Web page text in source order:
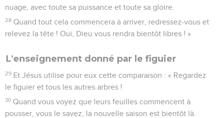
nuage, avec toute sa puissance et toute sa gloire.
28 Quand tout cela commencera à arriver, redressez-vous et
relevez la tête ! Oui, Dieu vous rendra bientôt libres ! »
L'enseignement donné par le figuier
29 Et Jésus utilise pour eux cette comparaison : « Regardez
le figuier et tous les autres arbres !
30 Quand vous voyez que leurs feuilles commencent à
pousser, vous le savez, la nouvelle saison est bientôt là.